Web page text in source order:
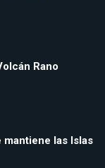
Rano
las Islas